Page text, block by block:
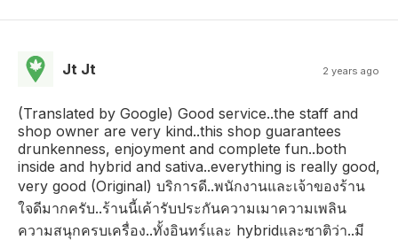
Jt Jt 2 years ago
(Translated by Google) Good service..the staff and
shop owner are very kind..this shop guarantees
drunkenness, enjoyment and complete fun..both
inside and hybrid and sativa..everything is really good,
very good (Original) บริการดี..พนักงานและเจ้าของร้าน
ใจดีมากครับ..ร้านนี้เค้ารับประกันความเมาความเพลิน
ความสนุกครบเครื่อง..ทั้งอินทร์และ hybridและซาติว่า..มี